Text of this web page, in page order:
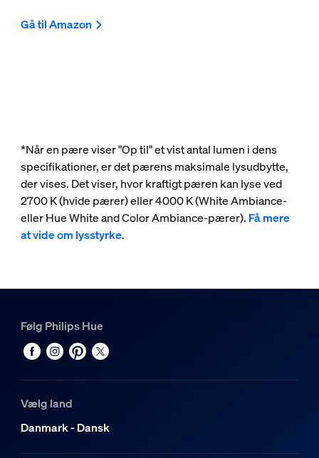
Gå til Amazon
*Når en pære viser "Op til" et vist antal lumen i dens
specifikationer, er det pærens maksimale lysudbytte,
der vises. Det viser, hvor kraftigt pæren kan lyse ved
2700 K (hvide pærer) eller 4000 K (White Ambiance-
eller Hue White and Color Ambiance-pærer). Få mere
at vide om lysstyrke.
Følg Philips Hue
Vælg land
Danmark - Dansk